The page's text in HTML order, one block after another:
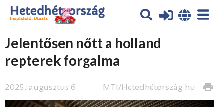
Jelentősen nőtt a holland
repterek forgalma
2025. augusztus 6. print
MTI/Hetedhétország.hu